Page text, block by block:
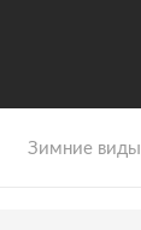
Зимние виды